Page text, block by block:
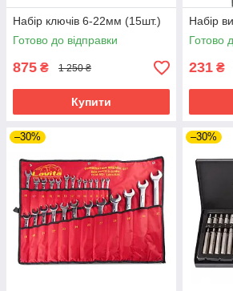
Набір ключів 6-22мм (15шт.)
Готово до відправки
875 ₴ 1 250 ₴
Купити
Набір
Готово
231 ₴
–30% –30%